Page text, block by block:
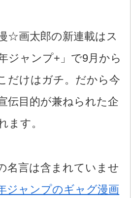
☆画太郎の新連載はス
ジャンプ+」で9月から
だけはガチ。だから今
伝目的が兼ねられた企
ます。
名言は含まれていませ
ジャンプのギャグ漫画